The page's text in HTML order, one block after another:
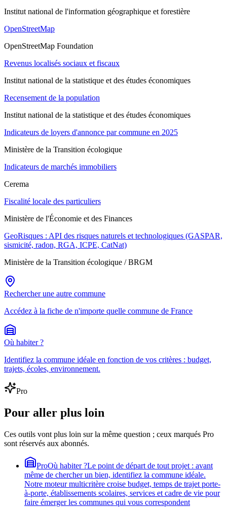
Institut national de l'information géographique et forestière
OpenStreetMap
OpenStreetMap Foundation
Revenus localisés sociaux et fiscaux
Institut national de la statistique et des études économiques
Recensement de la population
Institut national de la statistique et des études économiques
Indicateurs de loyers d'annonce par commune en 2025
Ministère de la Transition écologique
Indicateurs de marchés immobiliers
Cerema
Fiscalité locale des particuliers
Ministère de l'Économie et des Finances
GeoRisques : API des risques naturels et technologiques (GASPAR,
sismicité, radon, RGA, ICPE, CatNat)
Ministère de la Transition écologique / BRGM
Rechercher une autre commune
Accédez à la fiche de n'importe quelle commune de France
Où habiter ?
Identifiez la commune idéale en fonction de vos critères : budget,
trajets, écoles, environnement.
Pro
Pour aller plus loin
Ces outils vont plus loin sur la même question ; ceux marqués Pro
sont réservés aux abonnés.
ProOù habiter ?Le point de départ de tout projet : avant
même de chercher un bien, identifiez la commune idéale.
Notre moteur multicritère croise budget, temps de trajet porte-
à-porte, établissements scolaires, services et cadre de vie pour
faire émerger les communes qui vous correspondent